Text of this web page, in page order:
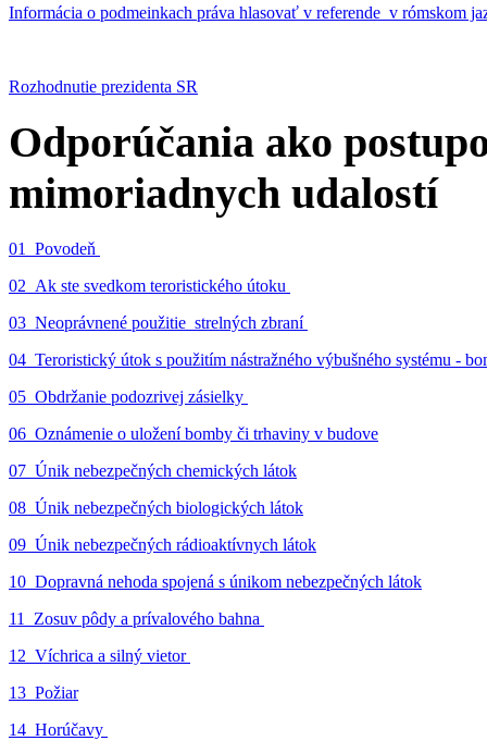
Informácia o podmeinkach práva hlasovať v referende v rómskom
Rozhodnutie prezidenta SR
Odporúčania ako
mimoriadnych udalostí
01_Povodeň
02_Ak ste svedkom teroristického útoku
03_Neoprávnené použitie strelných zbraní
04_Teroristický útok s použitím nástražného výbušného systému -
05_Obdržanie podozrivej zásielky
06_Oznámenie o uložení bomby či trhaviny v budove
07_Únik nebezpečných chemických látok
08_Únik nebezpečných biologických látok
09_Únik nebezpečných rádioaktívnych látok
10_Dopravná nehoda spojená s únikom nebezpečných látok
11_Zosuv pôdy a prívalového bahna
12_Víchrica a silný vietor
13_Požiar
14_Horúčavy